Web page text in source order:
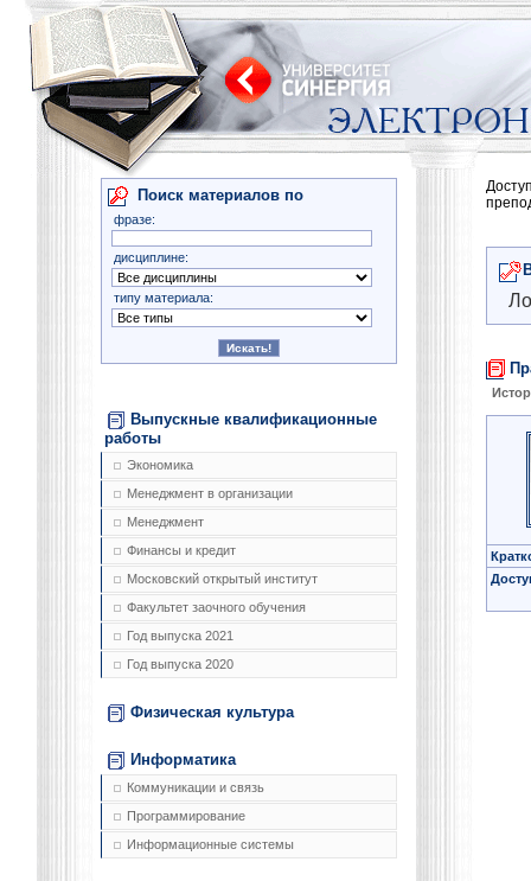
Поиск материалов по
фразе:
дисциплине:
типу материала:
Выпускные квалификационные
работы
Экономика
Менеджмент в организации
Менеджмент
Финансы и кредит
Московский открытый институт
Факультет заочного обучения
Год выпуска 2021
Год выпуска 2020
Физическая культура
Информатика
Коммуникации и связь
Программирование
Информационные системы